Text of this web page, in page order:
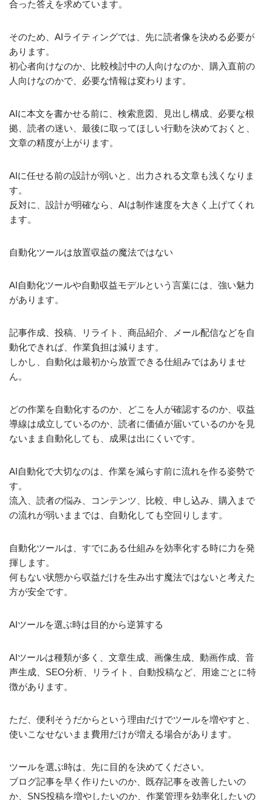
合った答えを求めています。
そのため、AIライティングでは、先に読者像を決める必要が
あります。
初心者向けなのか、比較検討中の人向けなのか、購入直前の
人向けなのかで、必要な情報は変わります。
AIに本文を書かせる前に、検索意図、見出し構成、必要な根
拠、読者の迷い、最後に取ってほしい行動を決めておくと、
文章の精度が上がります。
AIに任せる前の設計が弱いと、出力される文章も浅くなりま
す。
反対に、設計が明確なら、AIは制作速度を大きく上げてくれ
ます。
自動化ツールは放置収益の魔法ではない
AI自動化ツールや自動収益モデルという言葉には、強い魅力
があります。
記事作成、投稿、リライト、商品紹介、メール配信などを自
動化できれば、作業負担は減ります。
しかし、自動化は最初から放置できる仕組みではありませ
ん。
どの作業を自動化するのか、どこを人が確認するのか、収益
導線は成立しているのか、読者に価値が届いているのかを見
ないまま自動化しても、成果は出にくいです。
AI自動化で大切なのは、作業を減らす前に流れを作る姿勢で
す。
流入、読者の悩み、コンテンツ、比較、申し込み、購入まで
の流れが弱いままでは、自動化しても空回りします。
自動化ツールは、すでにある仕組みを効率化する時に力を発
揮します。
何もない状態から収益だけを生み出す魔法ではないと考えた
方が安全です。
AIツールを選ぶ時は目的から逆算する
AIツールは種類が多く、文章生成、画像生成、動画作成、音
声生成、SEO分析、リライト、自動投稿など、用途ごとに特
徴があります。
ただ、便利そうだからという理由だけでツールを増やすと、
使いこなせないまま費用だけが増える場合があります。
ツールを選ぶ時は、先に目的を決めてください。
ブログ記事を早く作りたいのか、既存記事を改善したいの
か、SNS投稿を増やしたいのか、作業管理を効率化したいの